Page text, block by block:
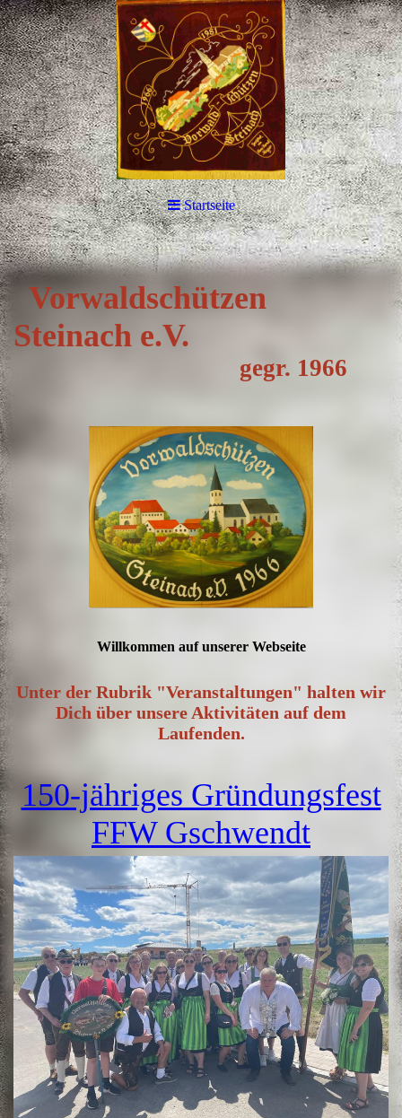
Startseite
Vorwaldschützen
Steinach e.V.
gegr. 1966
Willkommen auf unserer Webseite
Unter der Rubrik "Veranstaltungen" halten wir
Dich über unsere Aktivitäten auf dem
Laufenden.
150-jähriges Gründungsfest
FFW Gschwendt